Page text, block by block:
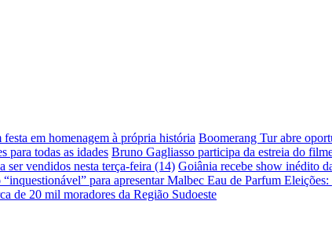
em homenagem à própria história Boomerang Tur abre
para todas as idades Bruno Gagliasso participa da estreia do
ser vendidos nesta terça-feira (14) Goiânia recebe show inédito
para apresentar Malbec Eau de Parfum Eleições:
de 20 mil moradores da Região Sudoeste